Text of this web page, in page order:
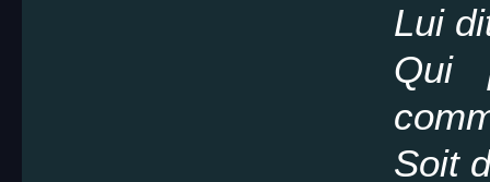
Lui
Qui
Soit